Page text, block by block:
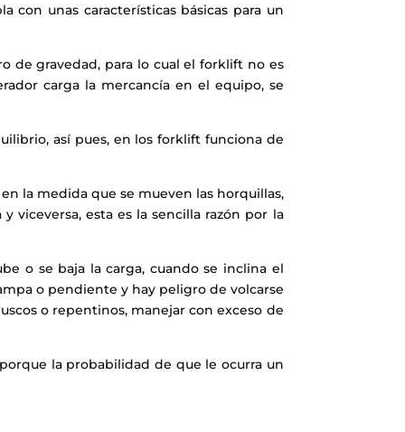
con unas características básicas para un
de gravedad, para lo cual el forklift no es
carga la mercancía en el equipo, se
así pues, en los forklift funciona de
la medida que se mueven las horquillas,
viceversa, esta es la sencilla razón por la
o se baja la carga, cuando se inclina el
o pendiente y hay peligro de volcarse
o repentinos, manejar con exceso de
la probabilidad de que le ocurra un